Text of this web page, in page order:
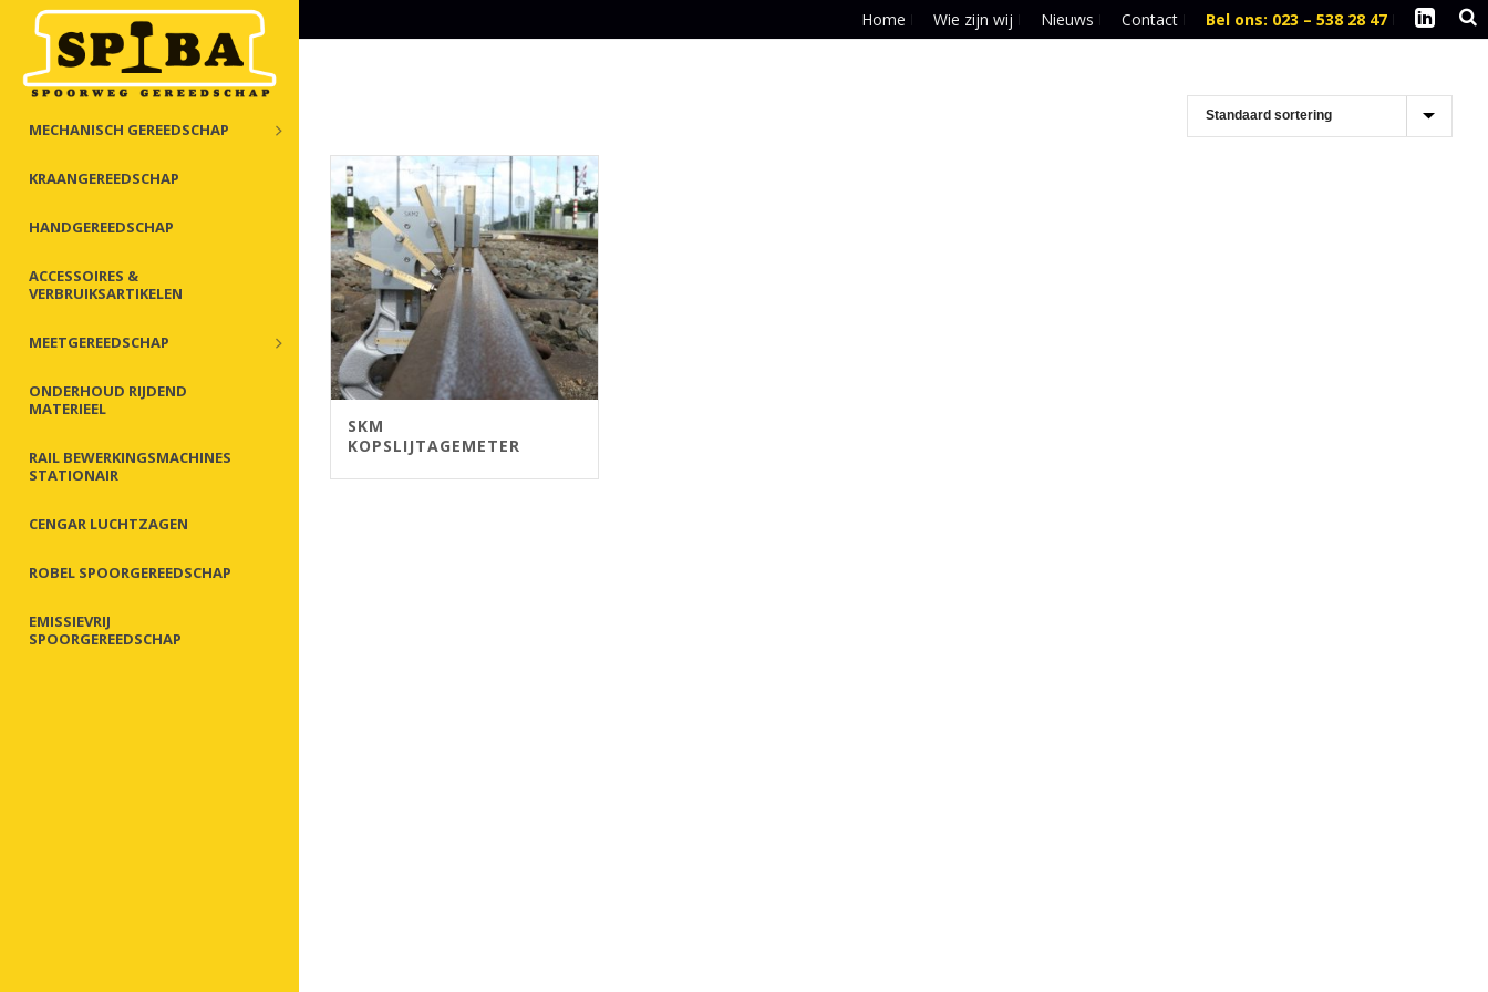
Home Wie zijn wij Nieuws Contact Bel ons: 023 – 538 28 47
MECHANISCH GEREEDSCHAP
KRAANGEREEDSCHAP
HANDGEREEDSCHAP
ACCESSOIRES &
VERBRUIKSARTIKELEN
MEETGEREEDSCHAP
ONDERHOUD RIJDEND
MATERIEEL
RAIL BEWERKINGSMACHINES
STATIONAIR
CENGAR LUCHTZAGEN
ROBEL SPOORGEREEDSCHAP
EMISSIEVRIJ
SPOORGEREEDSCHAP
SKM
KOPSLIJTAGEMETER